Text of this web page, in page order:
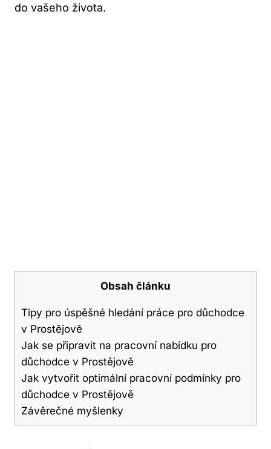
do vašeho života.
Obsah článku
Tipy pro úspěšné hledání práce pro důchodce
v Prostějově
Jak se připravit na pracovní nabídku pro
důchodce v Prostějově
Jak vytvořit optimální pracovní podmínky pro
důchodce v Prostějově
Závěrečné myšlenky